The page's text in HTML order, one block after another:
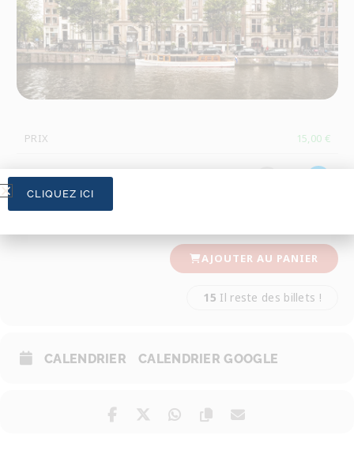
PRIX 15,00 €
Combien de billets ? - +
AJOUTER AU PANIER
15 Il reste des billets !
CALENDRIER CALENDRIER GOOGLE
CLIQUEZ ICI